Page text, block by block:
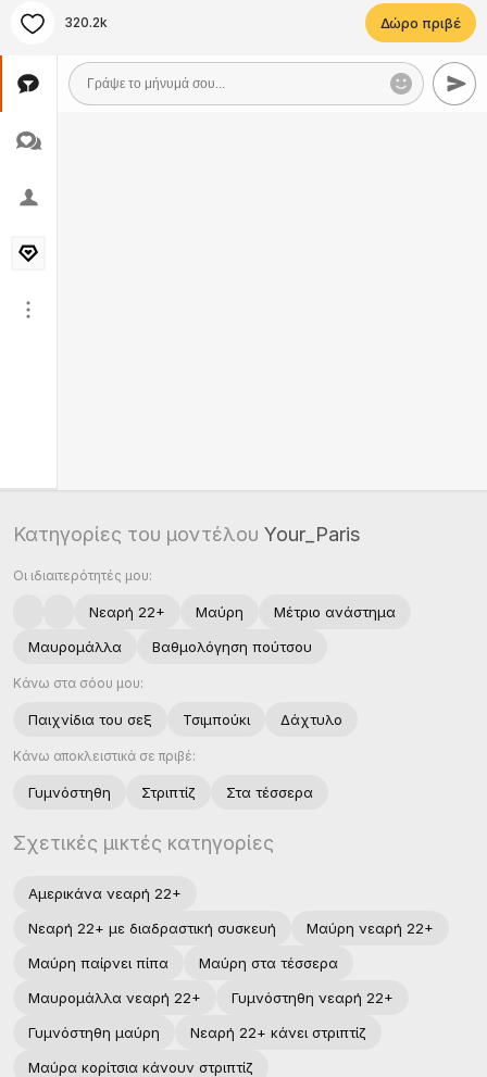
320.2k Δώρο πριβέ
Κατηγορίες του μοντέλου Your_Paris
Οι ιδιαιτερότητές μου:
Νεαρή 22+ Μαύρη
Μέτριο ανάστημα
Μαυρομάλλα
Βαθμολόγηση πούτσου
Κάνω στα σόου μου:
Παιχνίδια του σεξ Τσιμπούκι Δάχτυλο
Κάνω αποκλειστικά σε πριβέ:
Γυμνόστηθη Στριπτίζ Στα τέσσερα
Σχετικές μικτές κατηγορίες
Αμερικάνα νεαρή 22+
Νεαρή 22+ με διαδραστική συσκευή
Μαύρη νεαρή 22+
Μαύρη παίρνει πίπα
Μαύρη στα τέσσερα
Μαυρομάλλα νεαρή 22+
Γυμνόστηθη νεαρή 22+
Γυμνόστηθη μαύρη
Νεαρή 22+ κάνει στριπτίζ
Μαύρα κορίτσια κάνουν στριπτίζ